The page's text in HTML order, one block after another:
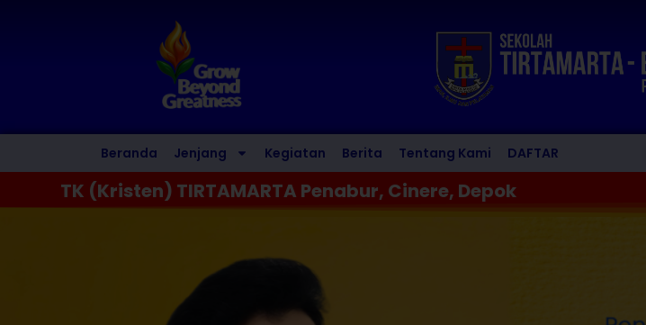
Beranda Jenjang Kegiatan Berita Tentang Kami DAFTAR
TK (Kristen) TIRTAMARTA Penabur, Cinere, Depok